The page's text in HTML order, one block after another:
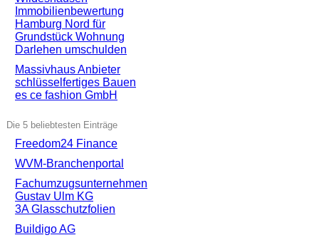
Immobilienbewertung
Hamburg Nord für
Grundstück Wohnung
Darlehen umschulden
Massivhaus Anbieter
schlüsselfertiges Bauen
es ce fashion GmbH
Die 5 beliebtesten Einträge
Freedom24 Finance
WVM-Branchenportal
Fachumzugsunternehmen
Gustav Ulm KG
3A Glasschutzfolien
Buildigo AG